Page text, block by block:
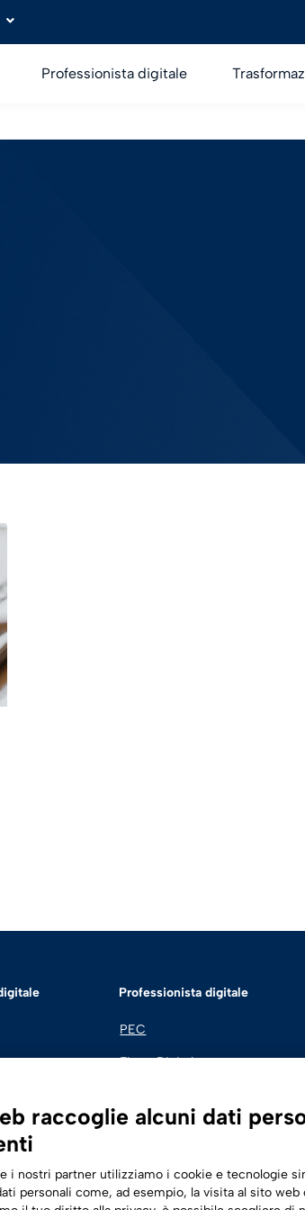
Professionista digitale
Professionista digitale
PEC
Firma Digitale
SPID | Identità Digitale
Cloud
raccoglie alcuni dati
i nostri partner utilizziamo i cookie e tecnologie
personali come, ad esempio, la visita al sito web